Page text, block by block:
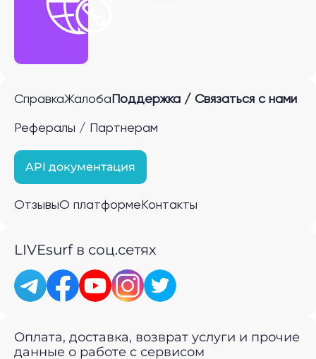
СправкаЖалоба Поддержка / Связаться с нами
Рефералы / Партнерам
API документация
ОтзывыО платформе Контакты
LIVEsurf в соц.сетях
Оплата, доставка, возврат услуги и прочие
данные о работе с сервисом